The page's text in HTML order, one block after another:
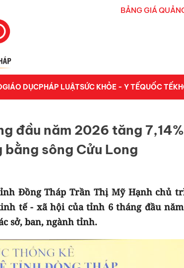
BẢNG GIÁ
GIÁO DỤCPHÁP LUẬTSỨC KHỎE - Y TẾQUỐC TẾ
đầu năm 2026 tăng
sông Cửu Long
Đồng Tháp Trần Thị Mỹ Hạnh chủ
tế - xã hội của tỉnh 6 tháng đầu năm
sở, ban, ngành tỉnh.